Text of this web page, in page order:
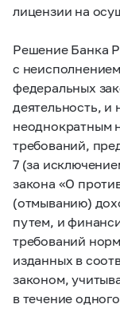
лицензии на
Решение Банка
с
федеральных
деятельность, и
неоднократным
требований,
7 (за
закона «O
(отмыванию)
путем, и
требований
изданных в
законом,
в течение